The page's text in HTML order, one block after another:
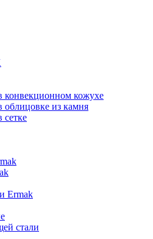
кожухе
из камня
Ermak
стали